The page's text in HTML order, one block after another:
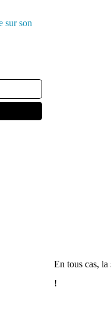
sur son
En tous cas,
!